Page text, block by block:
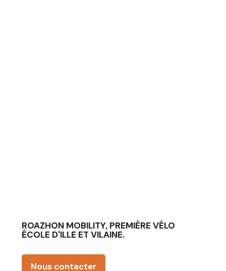
ROAZHON MOBILITY, PREMIÈRE VÉLO
ÉCOLE D'ILLE ET VILAINE.
Nous contacter